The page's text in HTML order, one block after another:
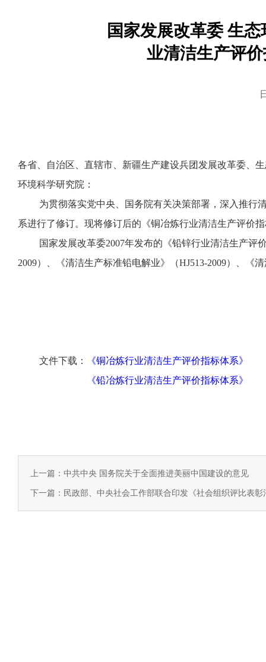
国家发展改革委 生
业清洁生产评
各省、自治区、直辖市、新疆生产建设兵团发展改革委、
环境科学研究院：
为贯彻落实党中央、国务院有关决策部署，深入推行
系进行了修订。现将修订后的《铜冶炼行业清洁生产评价
国家发展改革委2007年发布的《铅锌行业清洁生产评
2009）、《清洁生产标准铅电解业》（HJ513-2009）、《
文件下载：
《铜冶炼行业清洁生产评价指标体系》
《铅冶炼行业清洁生产评价指标体系》
上一篇：中共中央 国务院关于全面推进美丽中国建设的意见
下一篇：民政部、中央社会工作部联合印发《社会组织评比表彰